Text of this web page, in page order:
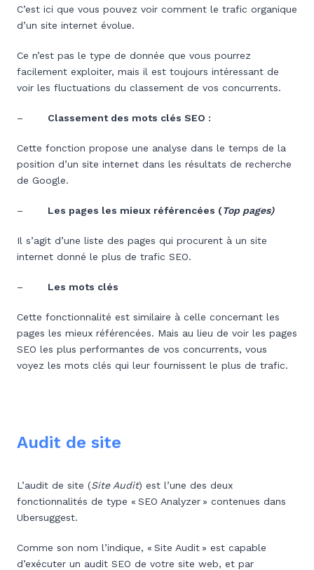
C’est ici que vous pouvez voir comment le trafic organique
d’un site internet évolue.
Ce n’est pas le type de donnée que vous pourrez
facilement exploiter, mais il est toujours intéressant de
voir les fluctuations du classement de vos concurrents.
– Classement des mots clés SEO :
Cette fonction propose une analyse dans le temps de la
position d’un site internet dans les résultats de recherche
de Google.
– Les pages les mieux référencées (Top pages)
Il s’agit d’une liste des pages qui procurent à un site
internet donné le plus de trafic SEO.
– Les mots clés
Cette fonctionnalité est similaire à celle concernant les
pages les mieux référencées. Mais au lieu de voir les pages
SEO les plus performantes de vos concurrents, vous
voyez les mots clés qui leur fournissent le plus de trafic.
Audit de site
L’audit de site (Site Audit) est l’une des deux
fonctionnalités de type « SEO Analyzer » contenues dans
Ubersuggest.
Comme son nom l’indique, « Site Audit » est capable
d’exécuter un audit SEO de votre site web, et par